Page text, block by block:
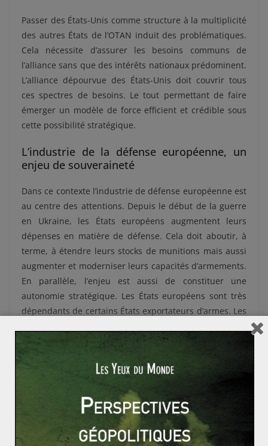
Passer des États-Unis comme structure à la multiplicité
des autres États de l’OTAN induit des problématiques.
Cela nécessite d’assurer les besoins communs de
l’alliance sans que des intérêts nationaux prédominent.
L’alliance dépourvue des États-Unis doit couvrir tous
ces spectres de besoins. Le tout permettant de faire
émerger un modèle de force efficient et crédible sous
cette possibilité stratégique.
L’industrie de la défense européenne, un
enjeu de souveraineté
Dans ce contexte l’industrie de défense européenne est
au centre des attentions. Depuis le début de la guerre
en Ukraine, les États européens augmentent leurs
dépenses en matière de défense. Cela doit aboutir, à
terme, à étendre leurs stocks de munitions mais aussi
augmenter et moderniser leurs capacités d’armements.
En parallèle, l’enjeu est aussi de constituer une
autonomie stratégique. Les États européens sont très
dépendants de certains États exportateurs d’armes. Les
importations
européennes ces cinq dernières années.
Cette situation conditionne les capacités européennes
en matière de défense à la constance des
approvisionnements externes.
Pour palier à ce phénomène, l’Union européenne porte
politiques incitatives pour encourager l’achat
d’armements entres États tout en affichant ces derniers